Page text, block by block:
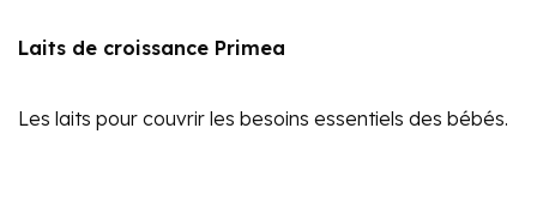
Laits de croissance Primea
Les laits pour couvrir les besoins essentiels des bébés.